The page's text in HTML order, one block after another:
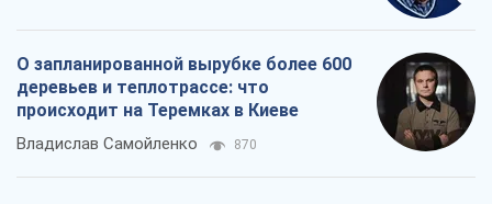
О запланированной вырубке более 600
деревьев и теплотрассе: что
происходит на Теремках в Киеве
Владислав Самойленко 870